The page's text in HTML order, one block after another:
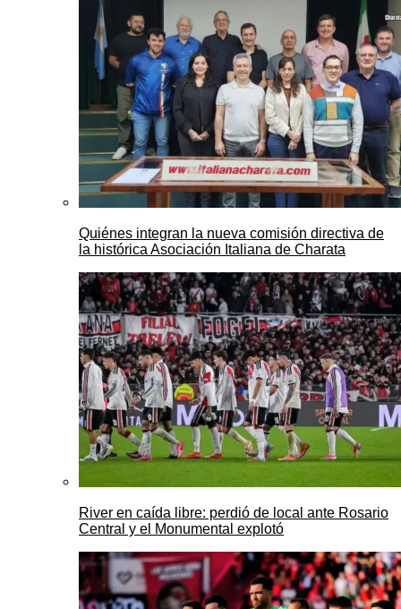
Quiénes integran la nueva comisión directiva de
la histórica Asociación Italiana de Charata
River en caída libre: perdió de local ante Rosario
Central y el Monumental explotó